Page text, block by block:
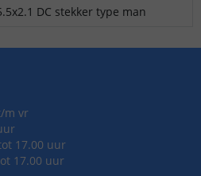
DC stekker type man
m vr
17.00 uur
17.00 uur